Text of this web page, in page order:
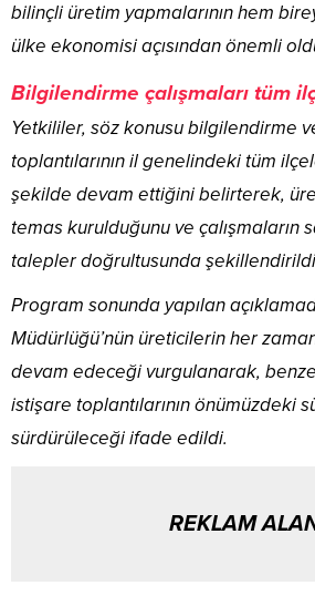
bilinçli üretim yapmalarının hem
ülke ekonomisi açısından önemli
Bilgilendirme çalışmaları tüm
Yetkililer, söz konusu bilgilendirme
toplantılarının il genelindeki tüm
şekilde devam ettiğini belirterek,
temas kurulduğunu ve çalışmaların
talepler doğrultusunda
Program sonunda yapılan
Müdürlüğü’nün üreticilerin her
devam edeceği vurgulanarak,
istişare toplantılarının önümüzdeki
sürdürüleceği ifade edildi.
REKLAM